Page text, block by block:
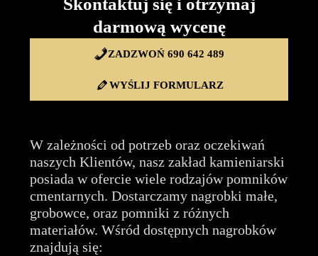
Skontaktuj się i otrzymaj
darmową wycenę
ZADZWOŃ 690 642 489
WYŚLIJ FORMULARZ
W zależności od potrzeb oraz oczekiwań
naszych Klientów, nasz zakład kamieniarski
posiada w ofercie wiele rodzajów pomników
cmentarnych. Dostarczamy nagrobki małe,
grobowce, oraz pomniki z różnych
materiałów. Wśród dostępnych nagrobków
znajdują się: